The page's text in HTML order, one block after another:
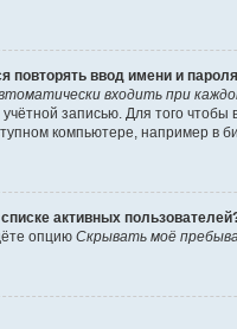
повторять ввод имени и
входить при
учётной записью. Для того
компьютере, например в
активных
опцию Скрывать моё